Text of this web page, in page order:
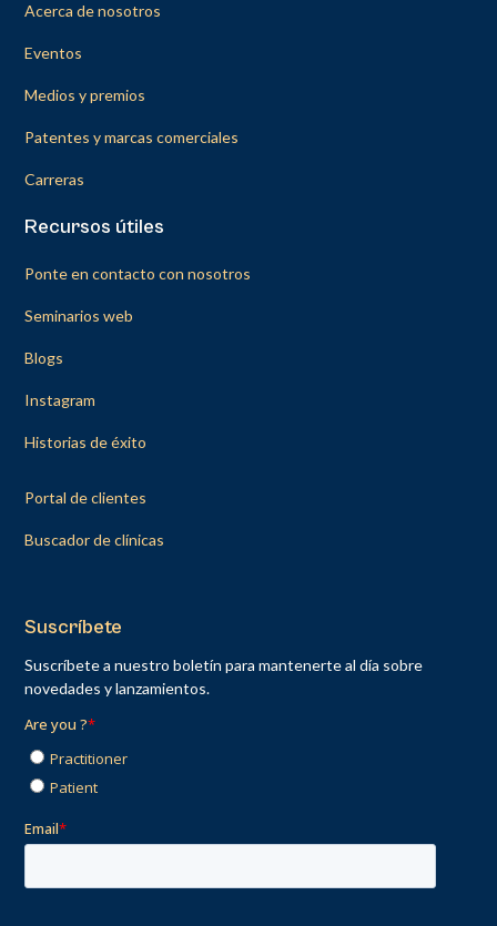
Acerca de nosotros
Eventos
Medios y premios
Patentes y marcas comerciales
Carreras
Recursos útiles
Ponte en contacto con nosotros
Seminarios web
Blogs
Instagram
Historias de éxito
Portal de clientes
Buscador de clínicas
Suscríbete
Suscríbete a nuestro boletín para mantenerte al día sobre
novedades y lanzamientos.